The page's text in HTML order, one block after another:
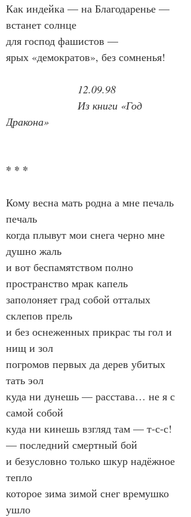
Как индейка — на Благодаренье —
встанет солнце
для господ фашистов —
ярых «демократов», без сомненья!
12.09.98
Из книги «Год
Дракона»
* * *
Кому весна мать родна а мне печаль
печаль
когда плывут мои снега черно мне
душно жаль
и вот беспамятством полно
пространство мрак капель
заполоняет град собой отталых
склепов прель
и без оснеженных прикрас ты гол и
нищ и зол
погромов первых да дерев убитых
тать эол
куда ни дунешь — расстава… не я с
самой собой
куда ни кинешь взгляд там — т-с-с!
— последний смертный бой
и безусловно только шкур надёжное
тепло
которое зима зимой снег времушко
ушло